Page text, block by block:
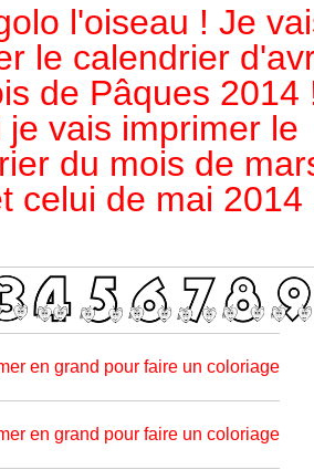
l'oiseau ! Je
le calendrier
de Pâques 2014
je vais imprimer le
du mois de
celui de mai 2014
en grand pour faire un coloriage
en grand pour faire un coloriage